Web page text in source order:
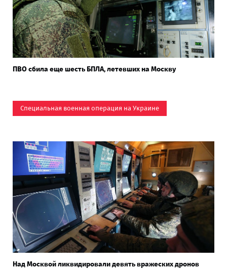
ПВО сбила еще шесть БПЛА, летевших на Москву
Специальная военная операция на Украине
Над Москвой ликвидировали девять вражеских дронов